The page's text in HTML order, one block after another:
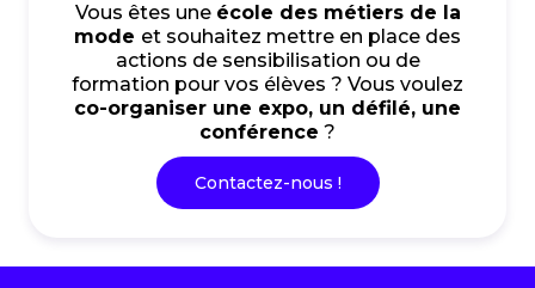
Vous êtes une école des métiers de la
mode et souhaitez mettre en place des
actions de sensibilisation ou de
formation pour vos élèves ? Vous voulez
co-organiser une expo, un défilé, une
conférence ?
Contactez-nous !